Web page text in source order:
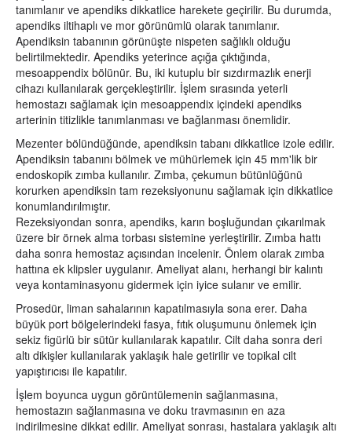
tanımlanır ve apendiks dikkatlice harekete geçirilir. Bu durumda,
apendiks iltihaplı ve mor görünümlü olarak tanımlanır.
Apendiksin tabanının görünüşte nispeten sağlıklı olduğu
belirtilmektedir. Apendiks yeterince açığa çıktığında,
mesoappendix bölünür. Bu, iki kutuplu bir sızdırmazlık enerji
cihazı kullanılarak gerçekleştirilir. İşlem sırasında yeterli
hemostazı sağlamak için mesoappendix içindeki apendiks
arterinin titizlikle tanımlanması ve bağlanması önemlidir.
Mezenter bölündüğünde, apendiksin tabanı dikkatlice izole edilir.
Apendiksin tabanını bölmek ve mühürlemek için 45 mm'lik bir
endoskopik zımba kullanılır. Zımba, çekumun bütünlüğünü
korurken apendiksin tam rezeksiyonunu sağlamak için dikkatlice
konumlandırılmıştır.
Rezeksiyondan sonra, apendiks, karın boşluğundan çıkarılmak
üzere bir örnek alma torbası sistemine yerleştirilir. Zımba hattı
daha sonra hemostaz açısından incelenir. Önlem olarak zımba
hattına ek klipsler uygulanır. Ameliyat alanı, herhangi bir kalıntı
veya kontaminasyonu gidermek için iyice sulanır ve emilir.
Prosedür, liman sahalarının kapatılmasıyla sona erer. Daha
büyük port bölgelerindeki fasya, fıtık oluşumunu önlemek için
sekiz figürlü bir sütür kullanılarak kapatılır. Cilt daha sonra deri
altı dikişler kullanılarak yaklaşık hale getirilir ve topikal cilt
yapıştırıcısı ile kapatılır.
İşlem boyunca uygun görüntülemenin sağlanmasına,
hemostazın sağlanmasına ve doku travmasının en aza
indirilmesine dikkat edilir. Ameliyat sonrası, hastalara yaklaşık altı